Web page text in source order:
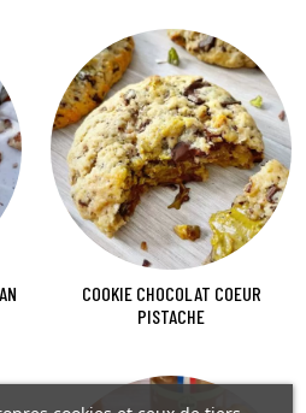
COOKIE CHOCOLAT COEUR
PISTACHE